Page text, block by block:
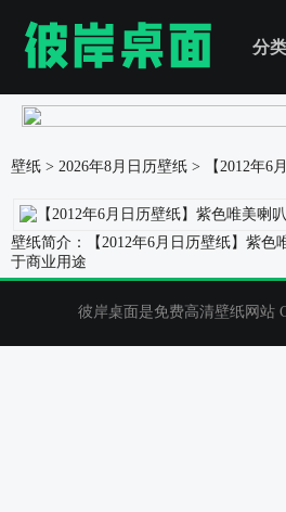
分类
壁纸 > 2026年8月日历壁纸 > 【2012年6
壁纸简介：【2012年6月日历壁纸】紫色
于商业用途
彼岸桌面是免费高清壁纸网站